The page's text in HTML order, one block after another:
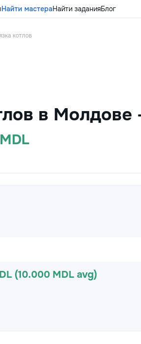
Найти мастераНайти заданияБлог
котлов
в
(10.000 MDL avg)